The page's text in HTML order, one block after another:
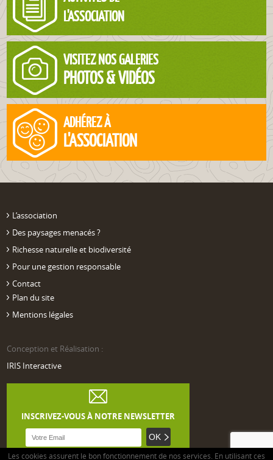
L'ASSOCIATION
VISITEZ NOS GALERIES
PHOTOS & VIDÉOS
ADHÉREZ À
L'ASSOCIATION
L’association
Des paysages menacés ?
Richesse naturelle et biodiversité
Pour une gestion responsable
Contact
Plan du site
Mentions légales
Conception et Réalisation :
IRIS Interactive
INSCRIVEZ-VOUS À NOTRE NEWSLETTER
Les cookies assurent le bon fonctionnement de nos services. En utilisant ces